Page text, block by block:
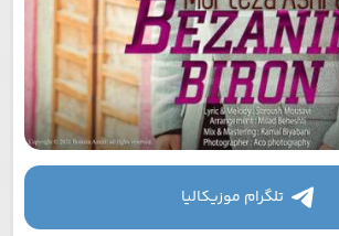
تلگرام موزیکالیا